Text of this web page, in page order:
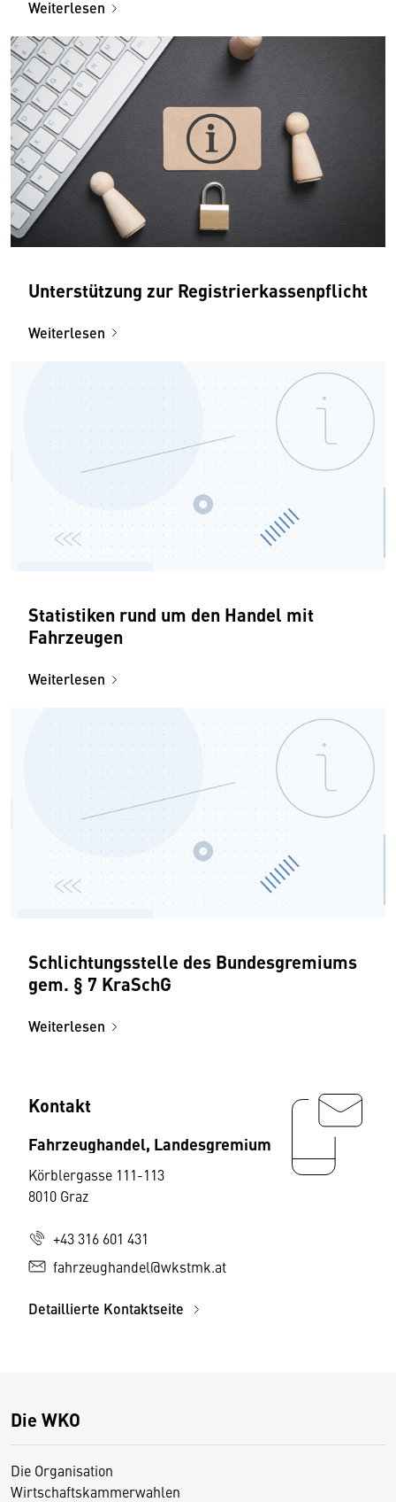
Weiterlesen
Unterstützung zur Registrierkassenpflicht
Weiterlesen
Statistiken rund um den Handel mit
Fahrzeugen
Weiterlesen
Schlichtungsstelle des Bundesgremiums
gem. § 7 KraSchG
Weiterlesen
Kontakt
Fahrzeughandel, Landesgremium
Körblergasse 111-113
8010 Graz
+43 316 601 431
fahrzeughandel@wkstmk.at
Detaillierte Kontaktseite
Die WKO
Die Organisation
Wirtschaftskammerwahlen